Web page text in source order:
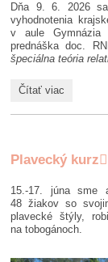
Dňa 9. 6. 2026
vyhodnotenia
v aule Gymnázia
prednáška doc.
špeciálna teória
Slávnostné
krajského
Čítať viac
Plavecký
15.-17. júna sme
48 žiakov so
plavecké štýly,
na tobogánoch.